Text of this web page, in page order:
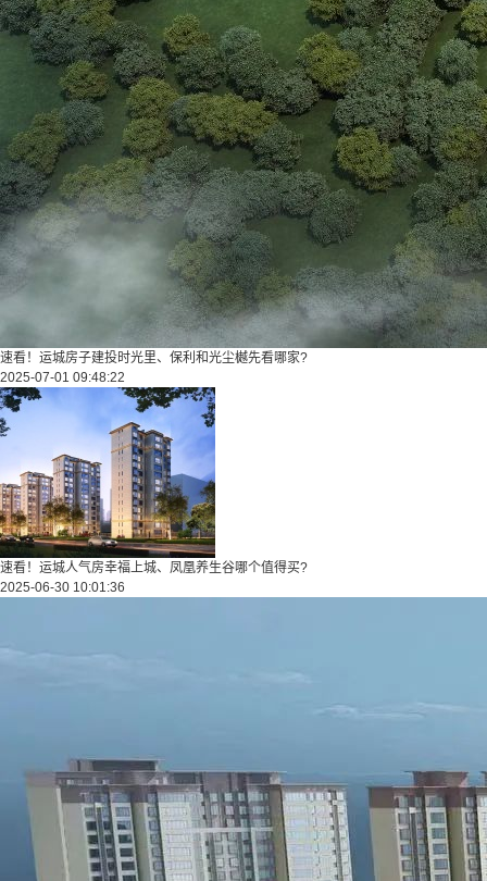
速看！运城房子建投时光里、保利和光尘樾先看哪家?
2025-07-01 09:48:22
速看！运城人气房幸福上城、凤凰养生谷哪个值得买?
2025-06-30 10:01:36